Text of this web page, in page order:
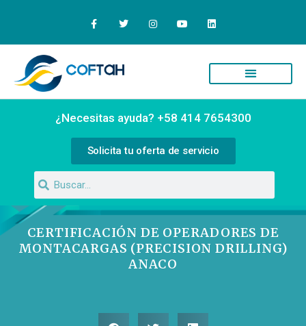
¿Necesitas ayuda? +58 414 7654300
Solicita tu oferta de servicio
CERTIFICACIÓN DE OPERADORES DE
MONTACARGAS (PRECISION DRILLING)
ANACO